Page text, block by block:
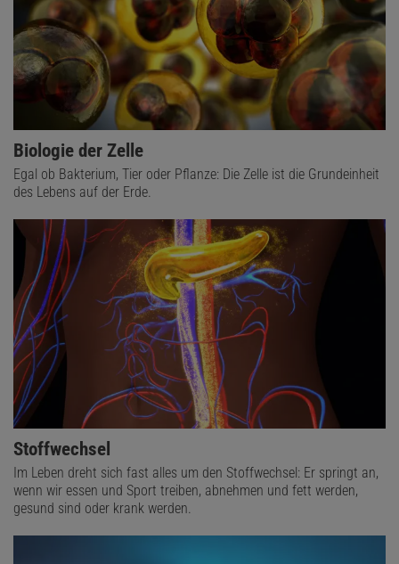
Biologie der Zelle
Egal ob Bakterium, Tier oder Pflanze: Die Zelle ist die Grundeinheit
des Lebens auf der Erde.
Stoffwechsel
Im Leben dreht sich fast alles um den Stoffwechsel: Er springt an,
wenn wir essen und Sport treiben, abnehmen und fett werden,
gesund sind oder krank werden.